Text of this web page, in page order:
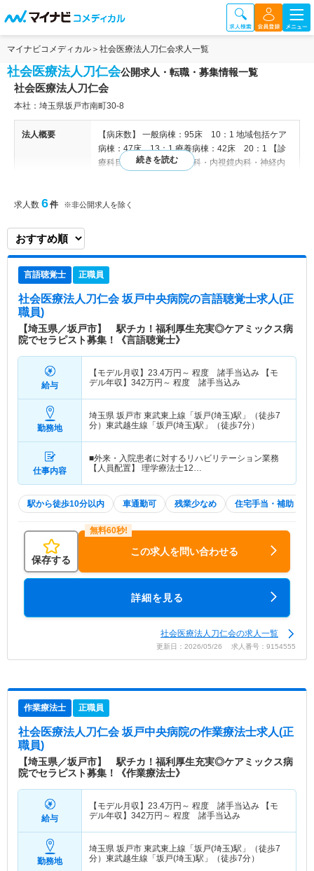
マイナビコメディカル 社会医療法人刀仁会求人一覧
社会医療法人刀仁会公開求人・転職・募集情報一覧
社会医療法人刀仁会
本社：埼玉県坂戸市南町30-8
法人概要
【病床数】 一般病棟：95床 10：1 地域包括ケア
病棟：47床 13：1 療養病棟：42床 20：1 【診
療科目】 内科・糖尿病内科・内視鏡内科・神経内
器内科・泌尿器科・ 皮膚科・肛門外科・リハビリ
康管理センター・坂戸市中央第一地域包括支援セン
ター
病院情報補足 電子カルテ導入済み
特色
東武東上線「坂戸駅」徒歩6分の場所に位置する病
院です。同院は、昭和36年に創設され平成8年に現
院として地域住民の健康を守っております。「和ら
いだ笑顔でし愛情のある穏やかな言葉を交わすこ
と」を意味する「和顔愛語」を理念とし、患者さん
の視点に立って、良心的な医療を目指している病院
です。 【病棟編成】 ■一般病棟（95床） 外科・整
形外科混合病棟（48床） 内科・糖尿病内科・泌尿
器科混合病棟（47床） ■療養病棟（42床） ■地域包
括ケア病棟（47床）
求人数 6件 ※非公開求人を除く
言語聴覚士 正職員
社会医療法人刀仁会 坂戸中央病院の言語聴覚士求人(正
職員)
【埼玉県／坂戸市】 駅チカ！福利厚生充実◎ケアミックス病
院でセラピスト募集！《言語聴覚士》
給与
【モデル月収】 23.4万円～ 程度 諸手当込み 【モ
デル年収】 342万円～ 程度 諸手当込み
勤務地
埼玉県 坂戸市 東武東上線「坂戸(埼玉)駅」（徒歩7
分）東武越生線「坂戸(埼玉)駅」（徒歩7分）
仕事内容
■外来・入院患者に対するリハビリテーション業務
【人員配置】 理学療法士12…
駅から徒歩10分以内 車通勤可 残業少なめ 住宅手当・補助
保存する
この求人を問い合わせる
詳細を見る
社会医療法人刀仁会の求人一覧
更新日：2026/05/26 求人番号：9154555
作業療法士 正職員
社会医療法人刀仁会 坂戸中央病院の作業療法士求人(正
職員)
【埼玉県／坂戸市】 駅チカ！福利厚生充実◎ケアミックス病
院でセラピスト募集！《作業療法士》
給与
【モデル月収】 23.4万円～ 程度 諸手当込み 【モ
デル年収】 342万円～ 程度 諸手当込み
勤務地
埼玉県 坂戸市 東武東上線「坂戸(埼玉)駅」（徒歩7
分）東武越生線「坂戸(埼玉)駅」（徒歩7分）